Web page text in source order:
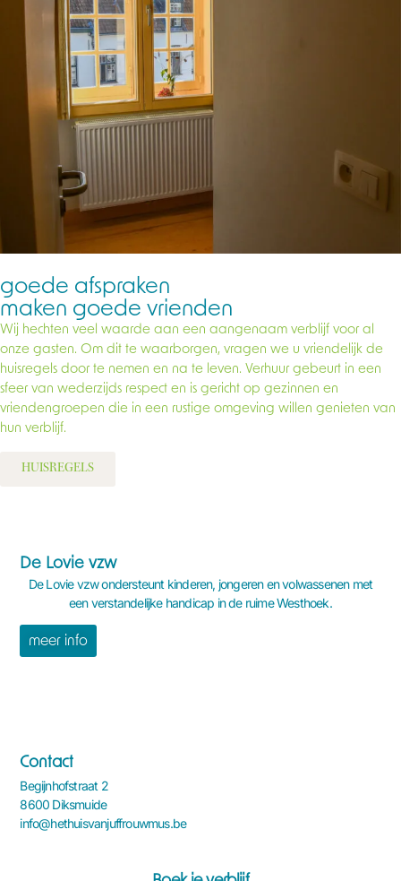
goede afspraken
maken goede vrienden
Wij hechten veel waarde aan een aangenaam verblijf voor al
onze gasten. Om dit te waarborgen, vragen we u vriendelijk de
huisregels door te nemen en na te leven. Verhuur gebeurt in een
sfeer van wederzijds respect en is gericht op gezinnen en
vriendengroepen die in een rustige omgeving willen genieten van
hun verblijf.
HUISREGELS
De Lovie vzw
De Lovie vzw ondersteunt kinderen, jongeren en volwassenen met
een verstandelijke handicap in de ruime Westhoek.
meer info
Contact
Begijnhofstraat 2
8600 Diksmuide
info@hethuisvanjuffrouwmus.be